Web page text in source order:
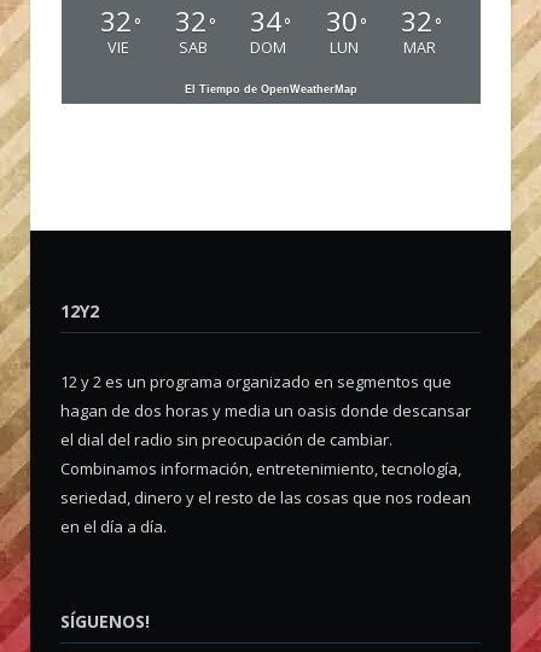
32 °
VIE
32 °
SAB
34°
DOM
30 °
LUN
32 °
MAR
El Tiempo de OpenWeatherMap
12Y2
12 y 2 es un programa organizado en segmentos que
hagan de dos horas y media un oasis donde descansar
el dial del radio sin preocupación de cambiar.
Combinamos información, entretenimiento, tecnología,
seriedad, dinero y el resto de las cosas que nos rodean
en el día a día.
SÍGUENOS!